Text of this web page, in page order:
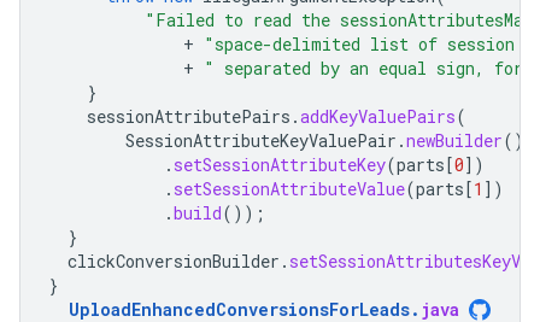
"Failed to read the
+ "space-delimited list of session
+ " separated by an equal sign, for
}
sessionAttributePairs .addKeyValuePairs(
SessionAttributeKeyValuePair .newBuilder()
. setSessionAttributeKey(parts[0] )
. setSessionAttributeValue(parts[1 ] )
.build());
}
clickConversionBuilder .
}
UploadEnhancedConversionsForLeads. java